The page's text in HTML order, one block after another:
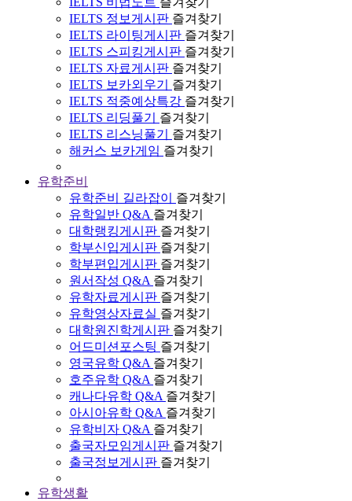
IELTS 정보게시판 즐겨찾기
IELTS 라이팅게시판 즐겨찾기
IELTS 스피킹게시판 즐겨찾기
IELTS 자료게시판 즐겨찾기
IELTS 보카외우기
즐겨찾기
IELTS 적중예상특강 즐겨찾기
IELTS 리딩풀기
즐겨찾기
IELTS 리스닝풀기
즐겨찾기
해커스 보카게임 즐겨찾기
유학준비
유학준비 길라잡이
즐겨찾기
유학일반 Q&A 즐겨찾기
대학랭킹게시판 즐겨찾기
학부신입게시판 즐겨찾기
학부편입게시판 즐겨찾기
원서작성 Q&A 즐겨찾기
유학자료게시판 즐겨찾기
유학영상자료실 즐겨찾기
대학원진학게시판 즐겨찾기
어드미션포스팅 즐겨찾기
영국유학 Q&A 즐겨찾기
호주유학 Q&A 즐겨찾기
캐나다유학 Q&A 즐겨찾기
아시아유학 Q&A 즐겨찾기
유학비자 Q&A 즐겨찾기
출국자모임게시판 즐겨찾기
출국정보게시판 즐겨찾기
유학생활